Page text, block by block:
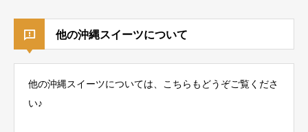
他の沖縄スイーツについて
他の沖縄スイーツについては、こちらもどうぞご覧くださ
い♪